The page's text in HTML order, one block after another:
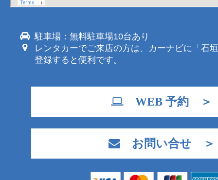
駐車場：無料駐車場10台あり
レンタカーでご来店の方は、カーナビに「石
登録すると便利です。
WEB 予約 ＞
お問い合せ ＞